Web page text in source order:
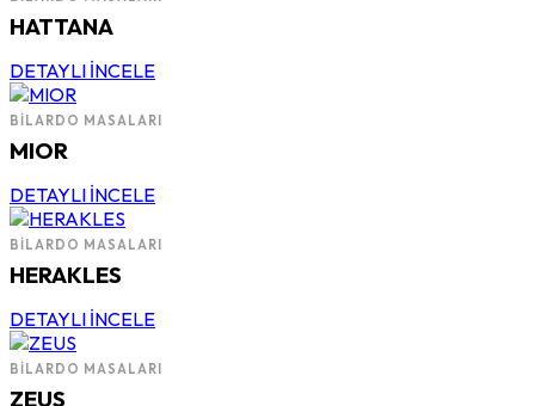
HATTANA
DETAYLI İNCELE
BILARDO MASALARI
MIOR
DETAYLI İNCELE
BILARDO MASALARI
HERAKLES
DETAYLI İNCELE
BILARDO MASALARI
ZEUS